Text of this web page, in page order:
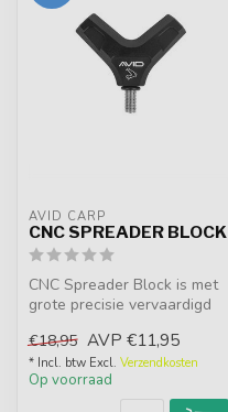
AVID CARP
CNC SPREADER BLOCK
CNC Spreader Block is met
grote precisie vervaardigd
...
€18,95 AVP €11,95
* Incl. btw Excl. Verzendkosten
Op voorraad